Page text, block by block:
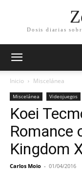
Dosis diarias
Inicio Miscelánea
Miscelánea Videojuegos
Koei
Romance
Kingdom
Carlos Moio - 01/04/2016